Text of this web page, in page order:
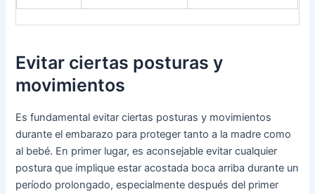
Evitar ciertas posturas y
movimientos
Es fundamental evitar ciertas posturas y movimientos
durante el embarazo para proteger tanto a la madre como
al bebé. En primer lugar, es aconsejable evitar cualquier
postura que implique estar acostada boca arriba durante un
período prolongado, especialmente después del primer